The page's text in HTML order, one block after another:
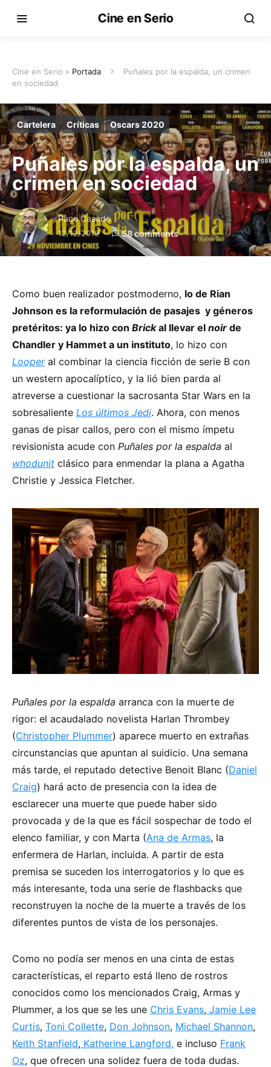
Cine en Serio
Cine en Serio » Portada
Puñales por la espalda, un crimen
en sociedad
Cartelera Críticas Oscars 2020
Puñales por la espalda, un
crimen en sociedad
Paco Casado
12/12/2019 58 comments
Como buen realizador postmoderno, lo de Rian
Johnson es la reformulación de pasajes y géneros
pretéritos: ya lo hizo con Brickal llevar el noir de
Chandler y Hammet a un instituto, lo hizo con
Looperal combinar la ciencia ficción de serie B con
un western apocalíptico, y la lió bien parda al
atreverse a cuestionar la sacrosanta Star Wars en la
sobresaliente Los últimos Jedi. Ahora, con menos
ganas de pisar callos, pero con el mismo ímpetu
revisionista acude con Puñales por la espalda al
whodunit clásico para enmendar la plana a Agatha
Christie y Jessica Fletcher.
Puñales por la espalda arranca con la muerte de
rigor: el acaudalado novelista Harlan Thrombey
(Christopher Plummer) aparece muerto en extrañas
circunstancias que apuntan al suidicio. Una semana
más tarde, el reputado detective Benoit Blanc (Daniel
Craig) hará acto de presencia con la idea de
esclarecer una muerte que puede haber sido
provocada y de la que es fácil sospechar de todo el
elenco familiar, y con Marta (Ana de Armas, la
enfermera de Harlan, incluida. A partir de esta
premisa se suceden los interrogatorios y lo que es
más interesante, toda una serie de flashbacks que
reconstruyen la noche de la muerte a través de los
diferentes puntos de vista de los personajes.
Como no podía ser menos en una cinta de estas
características, el reparto está lleno de rostros
conocidos como los mencionados Craig, Armas y
Plummer, a los que se les une Chris Evans, Jamie Lee
Curtis, Toni Collette, Don Johnson, Michael Shannon,
Keith Stanfield, Katherine Langford, e incluso Frank
Oz, que ofrecen una solidez fuera de toda dudas.